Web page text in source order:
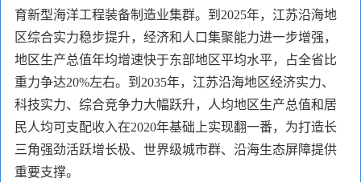
育新型海洋工程装备制造业集群。到2025年，江苏沿海地
区综合实力稳步提升，经济和人口集聚能力进一步增强，
地区生产总值年均增速快于东部地区平均水平，占全省比
重力争达20%左右。到2035年，江苏沿海地区经济实力、
科技实力、综合竞争力大幅跃升，人均地区生产总值和居
民人均可支配收入在2020年基础上实现翻一番，为打造长
三角强劲活跃增长极、世界级城市群、沿海生态屏障提供
重要支撑。